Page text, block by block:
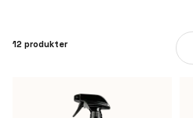
12 produkter